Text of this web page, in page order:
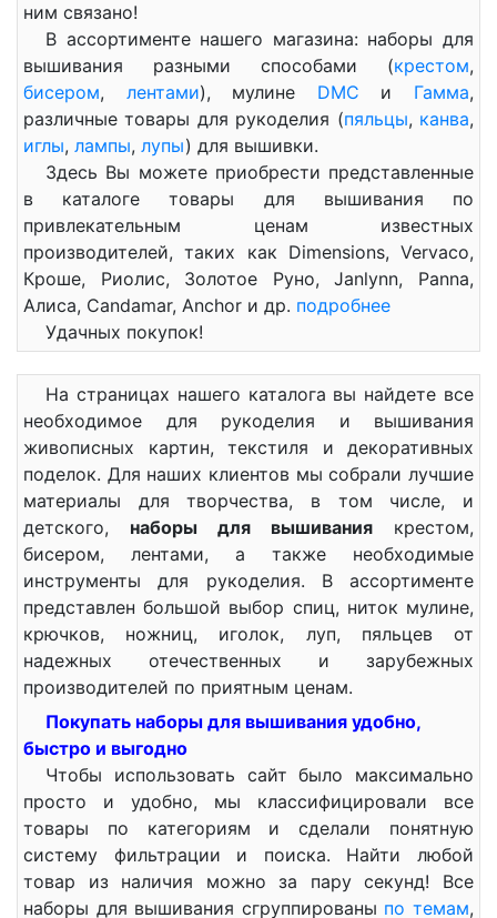
ним связано!
В ассортименте нашего магазина: наборы для
вышивания разными способами (крестом,
бисером, лентами), мулине DMC и Гамма,
различные товары для рукоделия (пяльцы, канва,
иглы, лампы, лупы) для вышивки.
Здесь Вы можете приобрести представленные
в каталоге товары для вышивания по
привлекательным ценам известных
производителей, таких как Dimensions, Vervaco,
Кроше, Риолис, Золотое Руно, Janlynn, Panna,
Алиса, Candamar, Anchor и др. подробнее
Удачных покупок!
На страницах нашего каталога вы найдете все
необходимое для рукоделия и вышивания
живописных картин, текстиля и декоративных
поделок. Для наших клиентов мы собрали лучшие
материалы для творчества, в том числе, и
детского, наборы для вышивания крестом,
бисером, лентами, а также необходимые
инструменты для рукоделия. В ассортименте
представлен большой выбор спиц, ниток мулине,
крючков, ножниц, иголок, луп, пяльцев от
надежных отечественных и зарубежных
производителей по приятным ценам.
Покупать наборы для вышивания удобно,
быстро и выгодно
Чтобы использовать сайт было максимально
просто и удобно, мы классифицировали все
товары по категориям и сделали понятную
систему фильтрации и поиска. Найти любой
товар из наличия можно за пару секунд! Все
наборы для вышивания сгруппированы по темам,